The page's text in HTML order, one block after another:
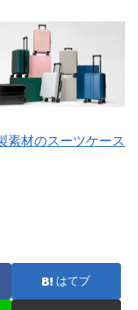
素材のスーツケース
はてブ